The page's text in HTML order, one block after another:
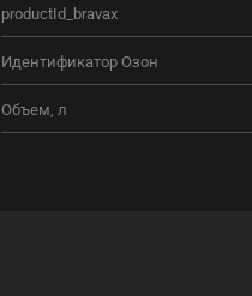
productId_bravax
Идентификатор Озон
Объем, л